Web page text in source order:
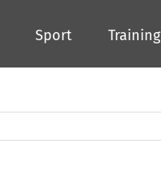
Sport Training